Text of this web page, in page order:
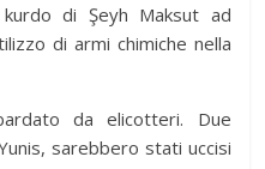
di Şeyh Maksut ad
di armi chimiche nella
da elicotteri. Due
sarebbero stati uccisi